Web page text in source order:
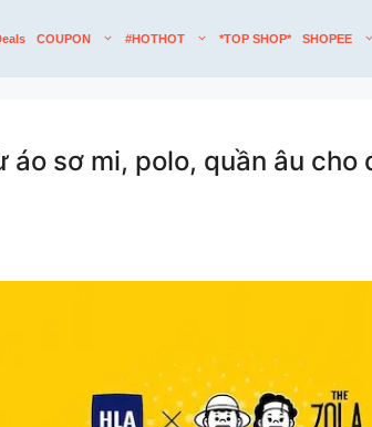
COUPON #HOTHOT *TOP SHOP* SHOPEE
sơ mi, polo, quần âu